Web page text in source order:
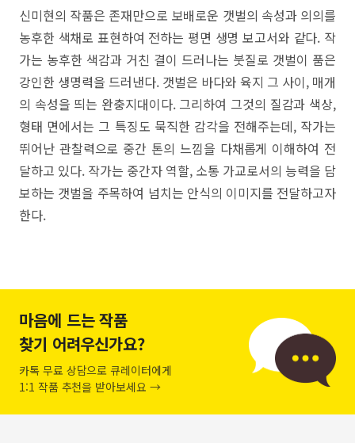
신미현의 작품은 존재만으로 보배로운 갯벌의 속성과 의의를
농후한 색채로 표현하여 전하는 평면 생명 보고서와 같다. 작
가는 농후한 색감과 거친 결이 드러나는 붓질로 갯벌이 품은
강인한 생명력을 드러낸다. 갯벌은 바다와 육지 그 사이, 매개
의 속성을 띄는 완충지대이다. 그리하여 그것의 질감과 색상,
형태 면에서는 그 특징도 묵직한 감각을 전해주는데, 작가는
뛰어난 관찰력으로 중간 톤의 느낌을 다채롭게 이해하여 전
달하고 있다. 작가는 중간자 역할, 소통 가교로서의 능력을 담
보하는 갯벌을 주목하여 넘치는 안식의 이미지를 전달하고자
한다.
마음에 드는 작품
찾기 어려우신가요?
카톡 무료 상담으로 큐레이터에게
1:1 작품 추천을 받아보세요 →